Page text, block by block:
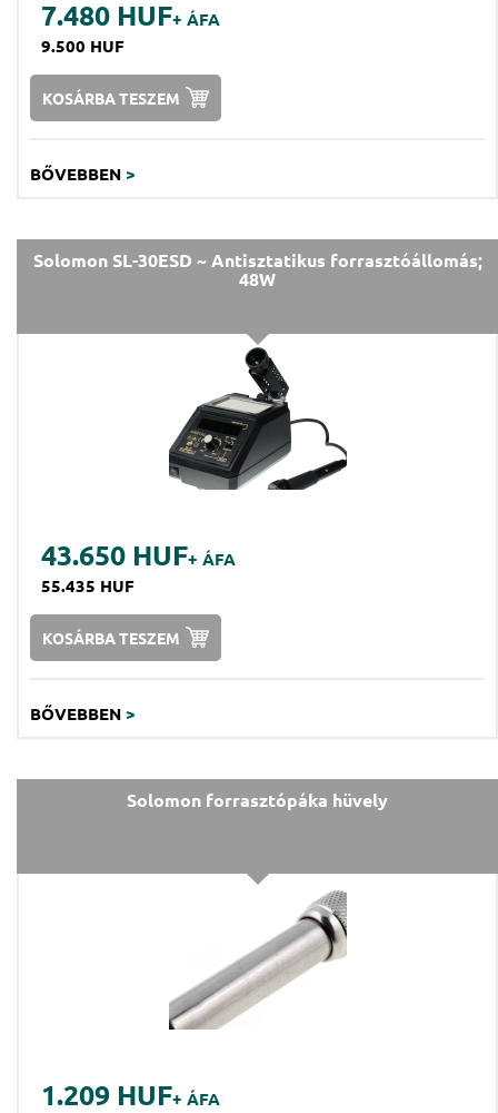
7.480 HUF+ ÁFA
9.500 HUF
KOSÁRBA TESZEM
BŐVEBBEN >
Solomon SL-30ESD ~ Antisztatikus forrasztóállomás;
48W
43.650 HUF+ ÁFA
55.435 HUF
KOSÁRBA TESZEM
BŐVEBBEN >
Solomon forrasztópáka hüvely
1.209 HUF+ ÁFA